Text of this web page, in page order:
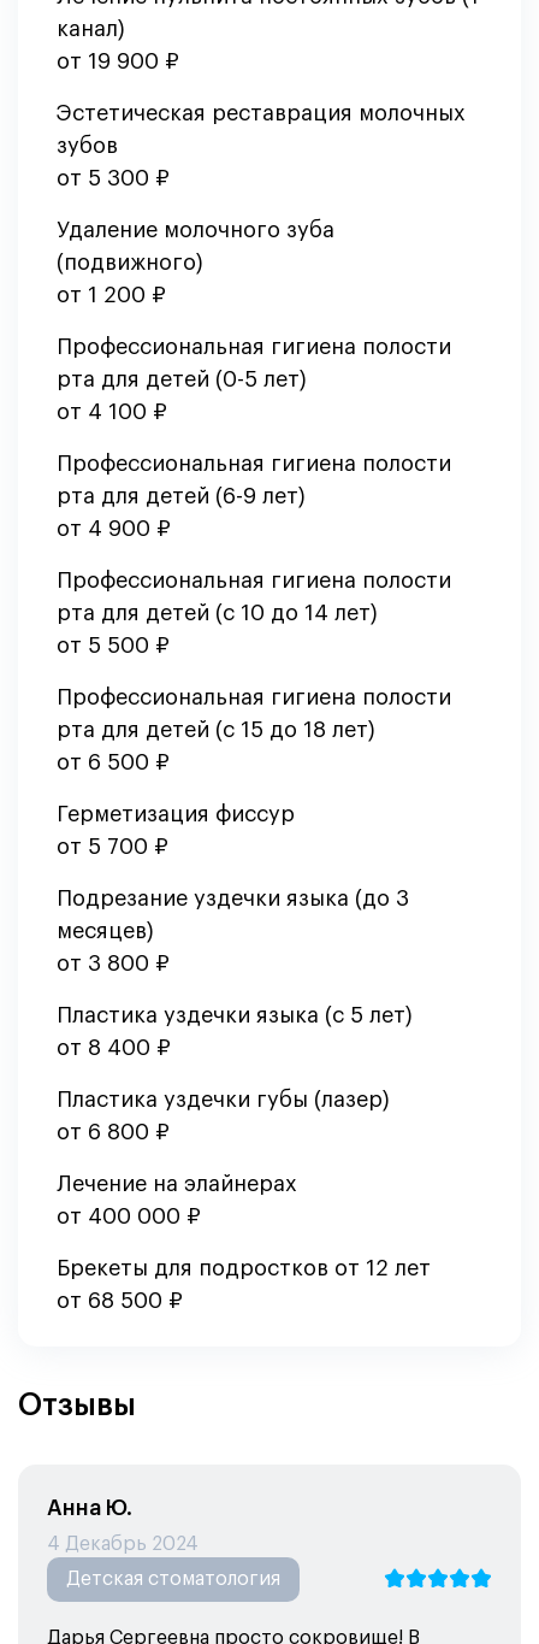
канал)
от 19 900 ₽
Эстетическая реставрация молочных
зубов
от 5 300 ₽
Удаление молочного зуба
(подвижного)
от 1 200 ₽
Профессиональная гигиена полости
рта для детей (0-5 лет)
от 4 100 ₽
Профессиональная гигиена полости
рта для детей (6-9 лет)
от 4 900 ₽
Профессиональная гигиена полости
рта для детей (с 10 до 14 лет)
от 5 500 ₽
Профессиональная гигиена полости
рта для детей (с 15 до 18 лет)
от 6 500 ₽
Герметизация фиссур
от 5 700 ₽
Подрезание уздечки языка (до 3
месяцев)
от 3 800 ₽
Пластика уздечки языка (с 5 лет)
от 8 400 ₽
Пластика уздечки губы (лазер)
от 6 800 ₽
Лечение на элайнерах
от 400 000 ₽
Брекеты для подростков от 12 лет
от 68 500 ₽
Отзывы
Анна Ю.
4 Декабрь 2024
Детская стоматология
Дарья Сергеевна просто сокровище! В